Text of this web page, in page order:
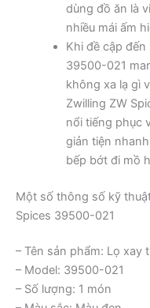
dùng đồ ăn là
nhiều mái ấm
Khi đề cập đến
39500-021
không xa lạ gì
Zwilling ZW
nổi tiếng phục
giản tiện
bếp bớt đi mồ
Một số thông số kỹ
Spices 39500-021
– Tên sản phẩm: Lọ xay
– Model: 39500-021
– Số lượng: 1 món